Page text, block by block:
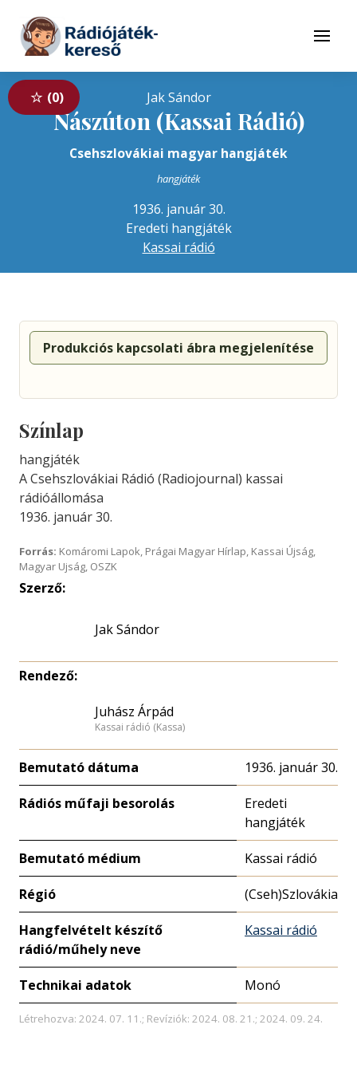
Tovább a tartalomhoz
Menü
0 Jak Sándor
Nászúton (Kassai Rádió)
Csehszlovákiai magyar hangjáték
hangjáték
1936. január 30.
Eredeti hangjáték
Kassai rádió
Produkciós kapcsolati ábra megjelenítése
Színlap
hangjáték
A Csehszlovákiai Rádió (Radiojournal) kassai
rádióállomása
1936. január 30.
Forrás: Komáromi Lapok, Prágai Magyar Hírlap, Kassai Újság,
Magyar Ujság, OSZK
Szerző:
Jak Sándor
Rendező:
Juhász Árpád
Kassai rádió (Kassa)
Bemutató dátuma 1936. január 30.
Rádiós műfaji besorolás
Eredeti
hangjáték
Bemutató médium Kassai rádió
Régió (Cseh)Szlovákia
Hangfelvételt készítő
rádió/műhely neve
Kassai rádió
Technikai adatok Monó
Létrehozva: 2024. 07. 11.; Revíziók: 2024. 08. 21.; 2024. 09. 24.